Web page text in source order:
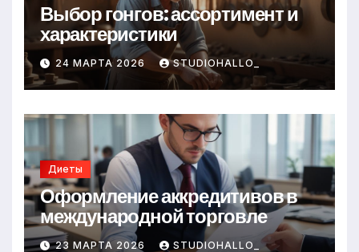
Выбор гонгов: ассортимент и
характеристики
24 МАРТА 2026 STUDIOHALLO_
Диеты
Оформление аккредитивов в
международной торговле
23 МАРТА 2026 STUDIOHALLO_